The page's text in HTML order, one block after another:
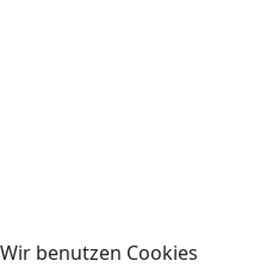
Wir benutzen Cookies